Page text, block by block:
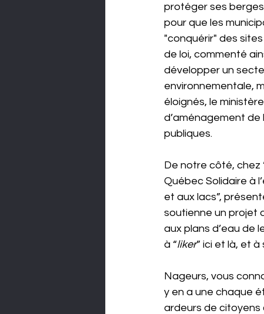
protéger ses
pour que les
"conquérir" des
de loi, commenté
développer un
environnementale,
éloignés, le
d’aménagement
publiques.
De notre côté, chez
Québec Solidaire à
et aux lacs”,
soutienne un projet
aux plans d’eau de
à “liker” ici et là, et
Nageurs, vous
y en a une chaque
ardeurs de citoyens